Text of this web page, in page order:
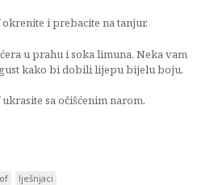
i prebacite na tanjur.
u prahu i soka limuna. Neka vam
kako bi dobili lijepu bijelu boju.
sa očišćenim narom.
lješnjaci